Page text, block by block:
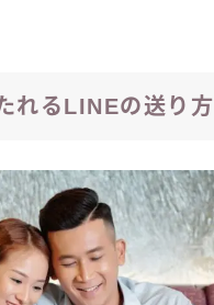
れるLINEの送り方